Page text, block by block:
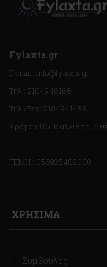
Fylaxta.gr
E-mail: info@fylaxta.gr
Τηλ.: 2104946166
Τηλ./Fax: 2104941483
Κρέμου 116, Καλλιθέα,
ΓΕΜΗ : 056925409000
ΧΡΗΣΙΜΑ
Συμβουλές